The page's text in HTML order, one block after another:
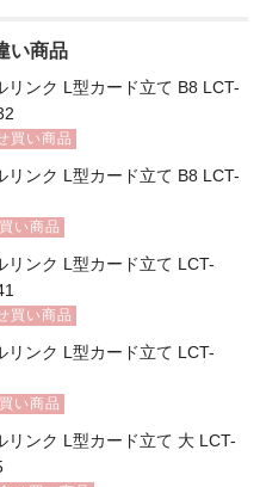
い商品
リンク L型カード立て B8 LCT-
買い商品
リンク L型カード立て B8 LCT-
い商品
リンク L型カード立て LCT-
買い商品
リンク L型カード立て LCT-
い商品
リンク L型カード立て 大 LCT-